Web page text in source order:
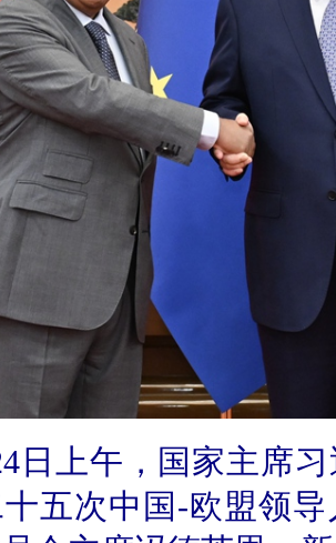
上午，国家主席习
五次中国-欧盟领